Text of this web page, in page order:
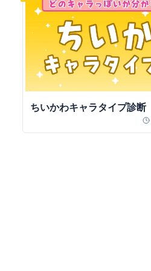
ちいかわキャラタイプ診断